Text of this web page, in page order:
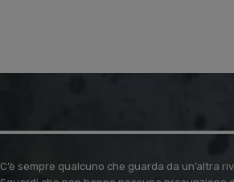
C’è sempre qualcuno che guarda da un’altra